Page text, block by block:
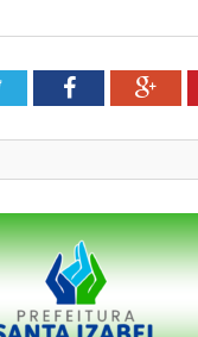
TwitterFacebook